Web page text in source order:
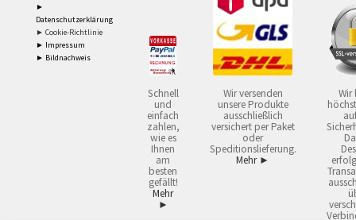
►
Datenschutzerklärung
► Cookie-Richtlinie
► Impressum
► Bildnachweis
Schnell
und
einfach
zahlen,
wie es
Ihnen
am
besten
gefällt!
Mehr
►
Wir versenden
unsere Produkte
ausschließlich
versichert per Paket
oder
Speditionslieferung.
Mehr ►
Wir